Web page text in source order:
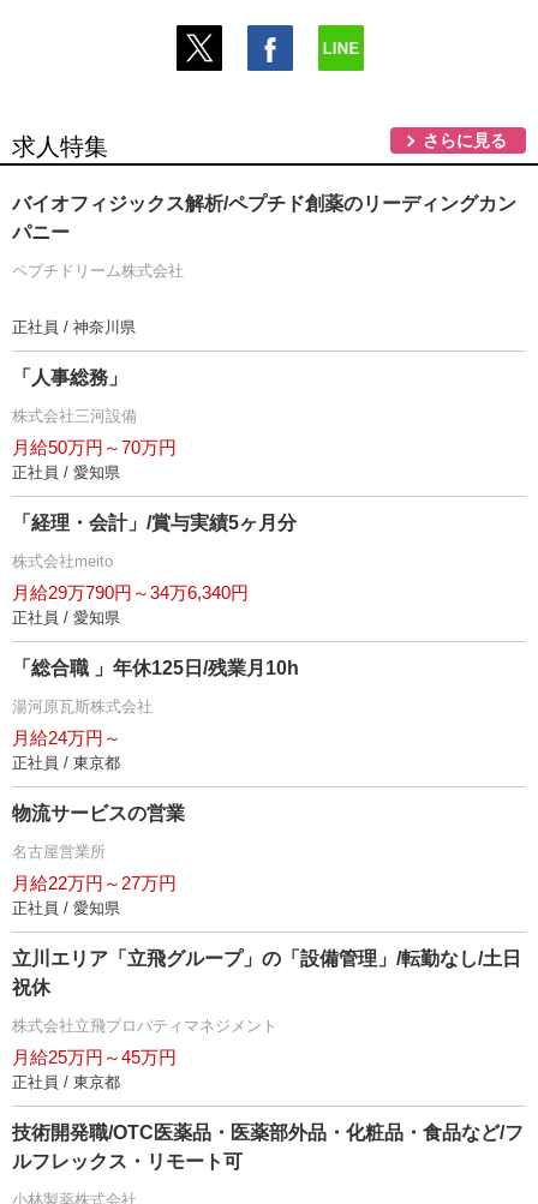
求人特集 さらに見る
バイオフィジックス解析/ペプチド創薬のリーディングカン
パニー
ペプチドリーム株式会社
正社員 / 神奈川県
「人事総務」
株式会社三河設備
月給50万円～70万円
正社員 / 愛知県
「経理・会計」/賞与実績5ヶ月分
株式会社meito
月給29万790円～34万6,340円
正社員 / 愛知県
「総合職 」年休125日/残業月10h
湯河原瓦斯株式会社
月給24万円～
正社員 / 東京都
物流サービスの営業
名古屋営業所
月給22万円～27万円
正社員 / 愛知県
立川エリア「立飛グループ」の「設備管理」/転勤なし/土日
祝休
株式会社立飛プロパティマネジメント
月給25万円～45万円
正社員 / 東京都
技術開発職/OTC医薬品・医薬部外品・化粧品・食品など/フ
ルフレックス・リモート可
小林製薬株式会社